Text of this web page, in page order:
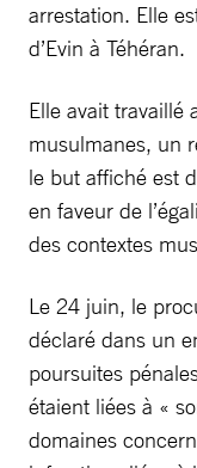
arrestation. Elle
d’Evin à Téhéran.
Elle avait travaillé
musulmanes, un
le but affiché est
en faveur de
des contextes
Le 24 juin, le
déclaré dans un
poursuites
étaient liées à «
domaines